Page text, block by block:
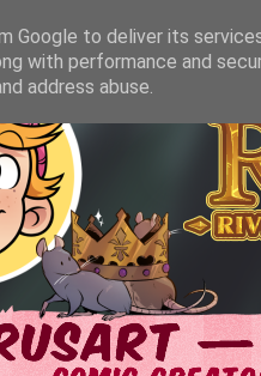
Google to deliver its
with performance and
address abuse.